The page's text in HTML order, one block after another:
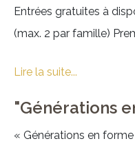
Entrées gratuites à
(max. 2 par famille)
Lire la suite...
"Générations
« Générations en